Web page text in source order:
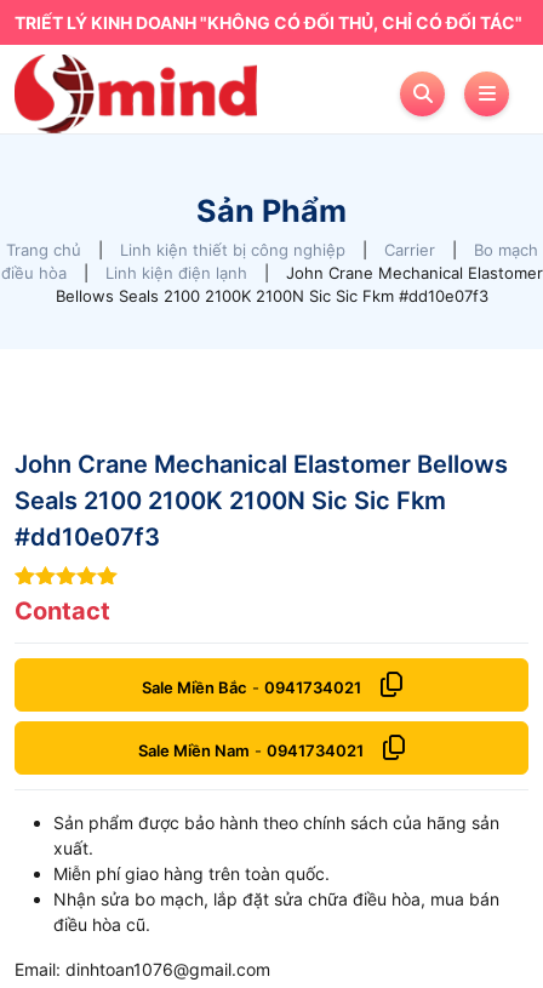
TRIẾT LÝ KINH DOANH "KHÔNG CÓ ĐỐI THỦ, CHỈ CÓ ĐỐI TÁC"
Sản Phẩm
Trang chủ Linh kiện thiết bị công nghiệp Carrier
Bo mạch
điều hòa
Linh kiện điện lạnh
John Crane Mechanical Elastomer
Bellows Seals 2100 2100K 2100N Sic Sic Fkm #dd10e07f3
John Crane Mechanical Elastomer Bellows
Seals 2100 2100K 2100N Sic Sic Fkm
#dd10e07f3
6out of 5
Contact
Sale Miền Bắc - 0941734021
Sale Miền Nam - 0941734021
Sản phẩm được bảo hành theo chính sách của hãng sản
xuất.
Miễn phí giao hàng trên toàn quốc.
Nhận sửa bo mạch, lắp đặt sửa chữa điều hòa, mua bán
điều hòa cũ.
Email: dinhtoan1076@gmail.com